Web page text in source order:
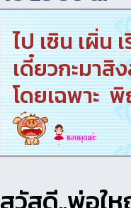
ไป เซิน เผิ่น
เดี๋ยวกะมา
โดยเฉพาะ